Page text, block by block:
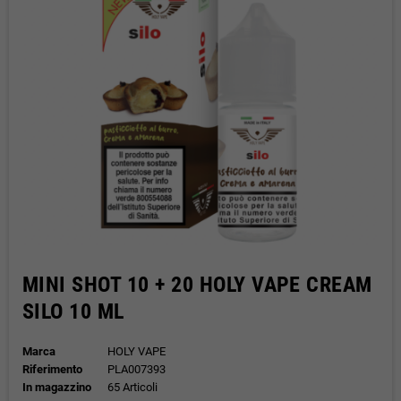
MINI SHOT 10 + 20 HOLY VAPE CREAM
SILO 10 ML
Marca
HOLY VAPE
Riferimento
PLA007393
In magazzino
65 Articoli